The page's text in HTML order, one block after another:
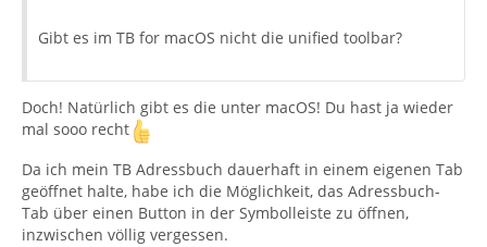
Gibt es im TB for macOS nicht die unified toolbar?
Doch! Natürlich gibt es die unter macOS! Du hast ja wieder
mal sooo recht
Da ich mein TB Adressbuch dauerhaft in einem eigenen Tab
geöffnet halte, habe ich die Möglichkeit, das Adressbuch-
Tab über einen Button in der Symbolleiste zu öffnen,
inzwischen völlig vergessen.